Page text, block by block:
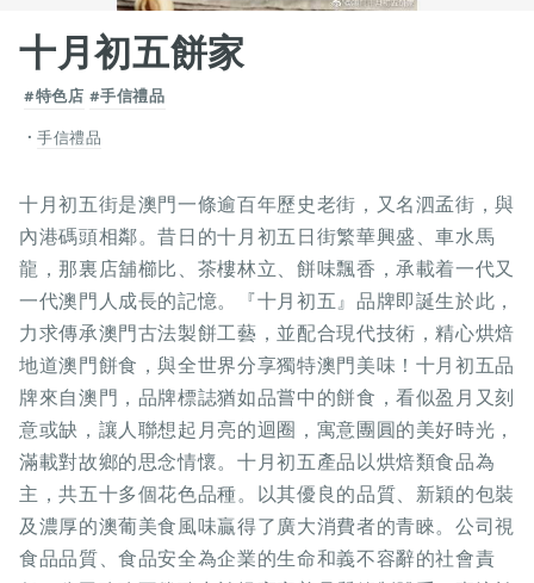
十月初五餅家
#特色店 #手信禮品
手信禮品
十月初五街是澳門一條逾百年歷史老街，又名泗孟街，與
內港碼頭相鄰。昔日的十月初五日街繁華興盛、車水馬
龍，那裏店舖櫛比、茶樓林立、餅味飄香，承載着一代又
一代澳門人成長的記憶。『十月初五』品牌即誕生於此，
力求傳承澳門古法製餅工藝，並配合現代技術，精心烘焙
地道澳門餅食，與全世界分享獨特澳門美味！十月初五品
牌來自澳門，品牌標誌猶如品嘗中的餅食，看似盈月又刻
意或缺，讓人聯想起月亮的迴圈，寓意團圓的美好時光，
滿載對故鄉的思念情懷。十月初五產品以烘焙類食品為
主，共五十多個花色品種。以其優良的品質、新穎的包裝
及濃厚的澳葡美食風味贏得了廣大消費者的青睞。公司視
食品品質、食品安全為企業的生命和義不容辭的社會責